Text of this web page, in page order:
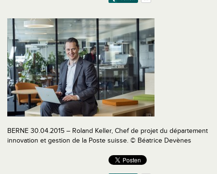
BERNE 30.04.2015 – Roland Keller, Chef de projet du département
innovation et gestion de la Poste suisse. © Béatrice Devènes